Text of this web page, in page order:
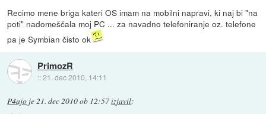
Recimo mene briga kateri OS imam na mobilni napravi, ki naj bi "na
poti" nadomeščala moj PC ... za navadno telefoniranje oz. telefone
pa je Symbian čisto ok
PrimozR
::21. dec 2010, 14:11
P4ajo je21. dec 2010 ob 12:57izjavil: